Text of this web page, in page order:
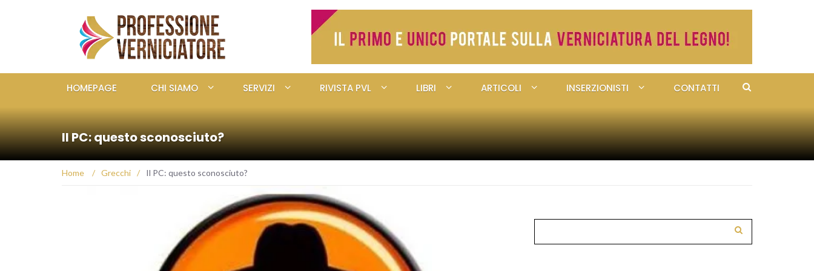
HOMEPAGE CHI SIAMO SERVIZI RIVISTA PVL LIBRI ARTICOLI INSERZIONISTI CONTATTI
Il PC: questo sconosciuto?
Home / Grecchi / Il PC: questo sconosciuto?